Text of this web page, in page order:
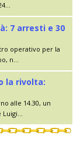
7 arresti e 30
operativo per la
n...
la rivolta:
alle 14.30, un